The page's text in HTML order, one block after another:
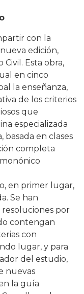
con la
edición,
Esta obra,
en cinco
la enseñanza,
de los criterios
que
especializada
basada en clases
completa
en primer lugar,
Se han
por
contengan
con
lugar, y para
del estudio,
nuevas
la guía